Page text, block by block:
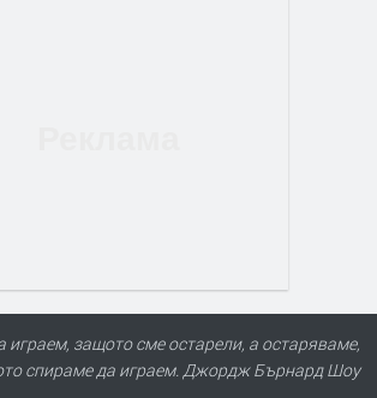
играем, защото сме остарели, а остаряваме,
спираме да играем. Джордж Бърнард Шоу